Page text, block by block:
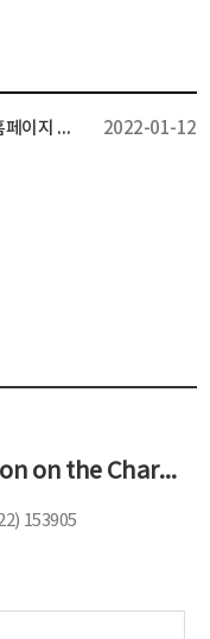
구조재료설계 및 접합연구실 홈페이지 오픈 !! 2022-01-12
Influence of W concentration on the Charpy impact property and corrosion behavior of reduced activation ferritic-martensitic steels for fusion reactor
153905